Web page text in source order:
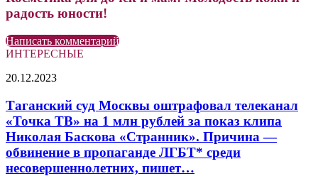
радость юности!
Написать комментарий
ИНТЕРЕСНЫЕ
Таганский
Москвы
оштрафовал
телеканал
«Точка
ТВ»
на
20.12.2023
Таганский суд Москвы оштрафовал телеканал
«Точка ТВ» на 1 млн рублей за показ клипа
Николая Баскова «Странник». Причина —
обвинение в пропаганде ЛГБТ* среди
несовершеннолетних, пишет…